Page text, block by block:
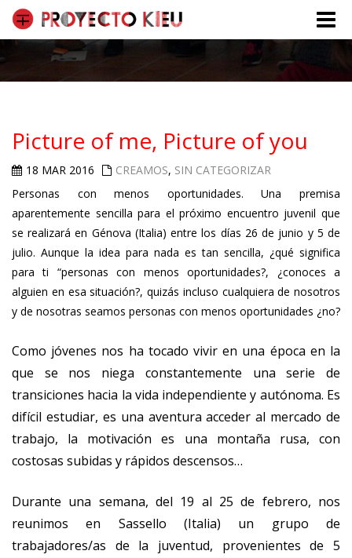
Toggle
Picture of me, Picture of you
18 MAR 2016 CREAMOS, SIN CATEGORIZAR
Personas con menos oportunidades. Una premisa
aparentemente sencilla para el próximo encuentro juvenil que
se realizará en Génova (Italia) entre los días 26 de junio y 5 de
julio. Aunque la idea para nada es tan sencilla, ¿qué significa
para ti “personas con menos oportunidades?, ¿conoces a
alguien en esa situación?, quizás incluso cualquiera de nosotros
y de nosotras seamos personas con menos oportunidades ¿no?
Como jóvenes nos ha tocado vivir en una época en la
que se nos niega constantemente una serie de
transiciones hacia la vida independiente y autónoma. Es
difícil estudiar, es una aventura acceder al mercado de
trabajo, la motivación es una montaña rusa, con
costosas subidas y rápidos descensos…
Durante una semana, del 19 al 25 de febrero, nos
reunimos en Sassello (Italia) un grupo de
trabajadores/as de la juventud, provenientes de 5